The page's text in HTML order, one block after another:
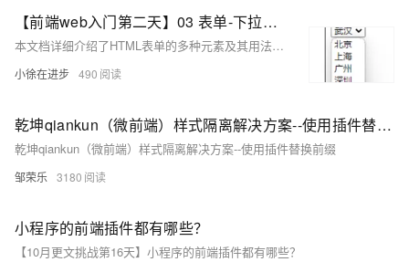
【前端web入门第二天】03 表单-下拉菜单 文本域 label标签 按钮 【附注册信息综合案例】
本文档详细介绍了HTML表单的多种元素及其用法，包括下拉菜单（`&lt;select&gt;` 和 `&lt;option&gt;`）、文本域（`&lt;textarea&gt;`）、标签解释（`&lt;label&gt;`）、各类按钮（`&lt;button&gt;`）及表单重置功能、无语义布局标签（`&lt;div&gt;` 和 `&lt;span&gt;`）以及字符实体的应用。此外，还提供了一个完整的注册信息表单案例，涵盖个人信息、教育经历和工作经历等部分，展示了如何综合运用上述元素构建实用的表单。
小徐在进步 490
乾坤qiankun（微前端）样式隔离解决方案--使用插件替换前缀
乾坤qiankun（微前端）样式隔离解决方案--使用插件替换前缀
邹荣乐 3180
小程序的前端插件都有哪些？
【10月更文挑战第16天】小程序的前端插件都有哪些？